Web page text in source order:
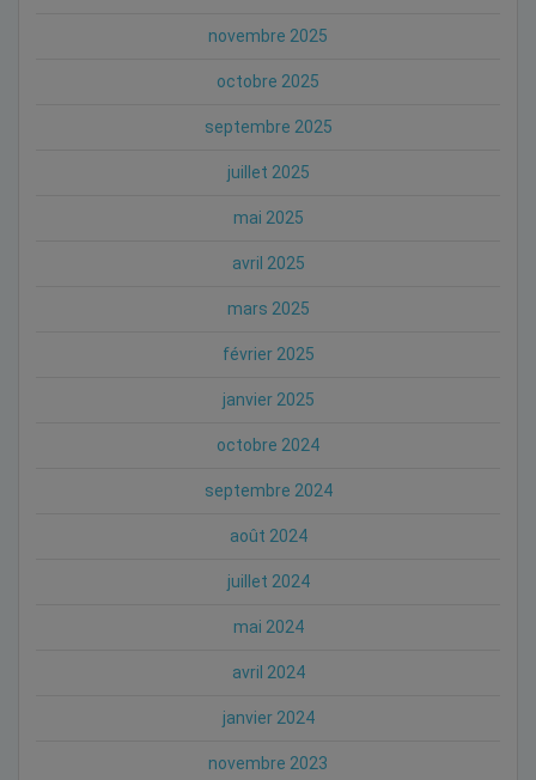
novembre 2025
octobre 2025
septembre 2025
juillet 2025
mai 2025
avril 2025
mars 2025
février 2025
janvier 2025
octobre 2024
septembre 2024
août 2024
juillet 2024
mai 2024
avril 2024
janvier 2024
novembre 2023